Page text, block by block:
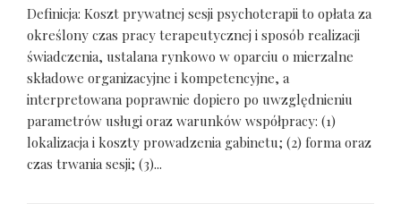
Definicja: Koszt prywatnej sesji psychoterapii to opłata za
określony czas pracy terapeutycznej i sposób realizacji
świadczenia, ustalana rynkowo w oparciu o mierzalne
składowe organizacyjne i kompetencyjne, a
interpretowana poprawnie dopiero po uwzględnieniu
parametrów usługi oraz warunków współpracy: (1)
lokalizacja i koszty prowadzenia gabinetu; (2) forma oraz
czas trwania sesji; (3)...